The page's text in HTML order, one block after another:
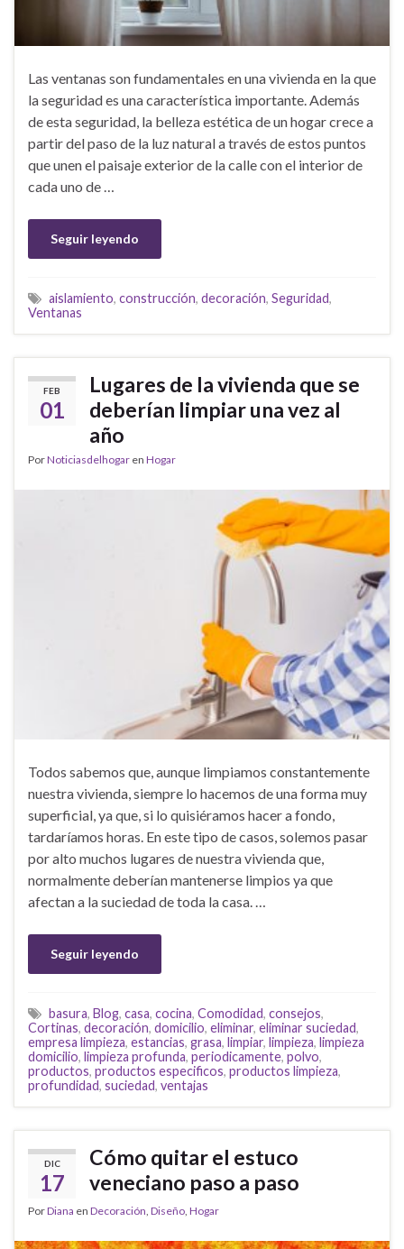
Las ventanas son fundamentales en una vivienda en la que
la seguridad es una característica importante. Además
de esta seguridad, la belleza estética de un hogar crece a
partir del paso de la luz natural a través de estos puntos
que unen el paisaje exterior de la calle con el interior de
cada uno de …
Seguir leyendo
aislamiento, construcción, decoración, Seguridad,
Ventanas
FEB
01
Lugares de la vivienda que se
deberían limpiar una vez al
año
PorNoticiasdelhogar en Hogar
Todos sabemos que, aunque limpiamos constantemente
nuestra vivienda, siempre lo hacemos de una forma muy
superficial, ya que, si lo quisiéramos hacer a fondo,
tardaríamos horas. En este tipo de casos, solemos pasar
por alto muchos lugares de nuestra vivienda que,
normalmente deberían mantenerse limpios ya que
afectan a la suciedad de toda la casa. …
Seguir leyendo
basura, Blog, casa, cocina, Comodidad, consejos,
Cortinas, decoración, domicilio, eliminar, eliminar suciedad,
empresa limpieza, estancias, grasa, limpiar, limpieza, limpieza
domicilio, limpieza profunda, periodicamente, polvo,
productos, productos especificos, productos limpieza,
profundidad, suciedad, ventajas
DIC
17
Cómo quitar el estuco
veneciano paso a paso
PorDiana en Decoración, Diseño, Hogar